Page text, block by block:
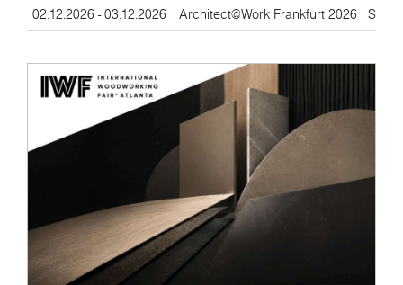
02.12.2026 - 03.12.2026
Architect@Work Frankfurt 2026